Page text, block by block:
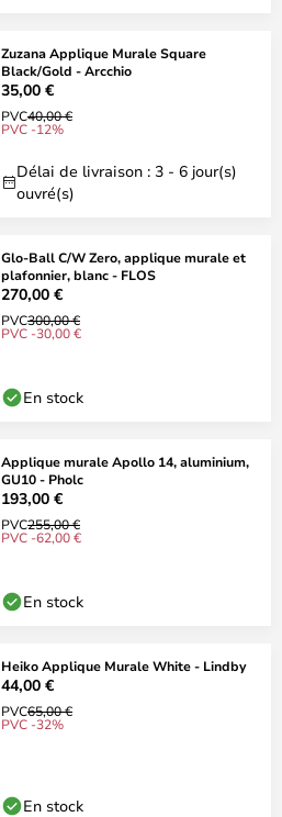
Zuzana Applique Murale Square
Black/Gold - Arcchio
35,00 €
PVC40,00 €
PVC -12%
Délai de livraison : 3 - 6 jour(s)
ouvré(s)
Glo-Ball C/W Zero, applique murale et
plafonnier, blanc - FLOS
270,00 €
PVC300,00 €
PVC -30,00 €
En stock
Applique murale Apollo 14, aluminium,
GU10 - Pholc
193,00 €
PVC255,00 €
PVC -62,00 €
En stock
Heiko Applique Murale White - Lindby
44,00 €
PVC65,00 €
PVC -32%
En stock